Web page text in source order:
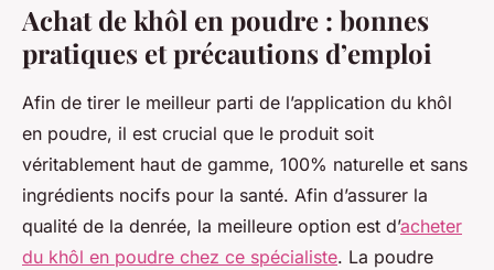
Achat de khôl en poudre : bonnes
pratiques et précautions d’emploi
Afin de tirer le meilleur parti de l’application du khôl
en poudre, il est crucial que le produit soit
véritablement haut de gamme, 100% naturelle et sans
ingrédients nocifs pour la santé. Afin d’assurer la
qualité de la denrée, la meilleure option est d’acheter
du khôl en poudre chez ce spécialiste. La poudre